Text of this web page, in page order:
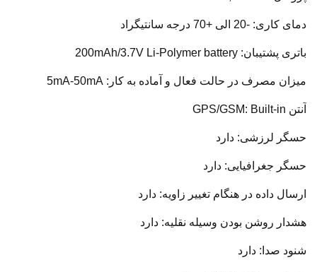
دمای کاری: -20 الی +70 درجه سانتیگراد
باتری پشتیبان: 200mAh/3.7V Li-Polymer battery
میزان مصرف در حالت فعال و آماده به کار: 5mA-50mA
آنتن GPS/GSM: Built-in
حسگر لرزشی: دارد
حسگر جغرافیایی: دارد
ارسال داده در هنگام تغییر زاویه: دارد
هشدار روشن بودن وسیله نقلیه: دارد
شنود صدا: دارد